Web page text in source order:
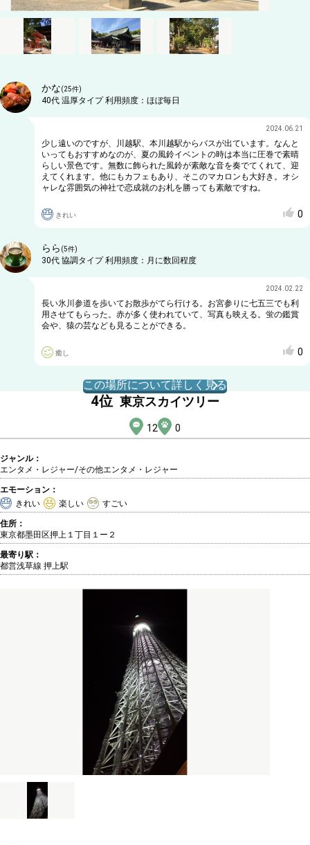
かな(25件)
40代 温厚タイプ利用頻度： ほぼ毎日
2024.06.21
少し遠いのですが、川越駅、本川越駅からバスが出ています。なんと
いってもおすすめなのが、夏の風鈴イベントの時は本当に圧巻で素晴
らしい景色です。無数に飾られた風鈴が素敵な音を奏でてくれて、迎
えてくれます。他にもカフェもあり、そこのマカロンも大好き。オシ
ャレな雰囲気の神社で恋成就のお札を勝っても素敵ですね。
きれい 0
らら (5件)
30代 協調タイプ利用頻度： 月に数回程度
2024.02.22
長い氷川参道を歩いてお散歩がてら行ける。お宮参りに七五三でも利
用させてもらった。赤が多く使われていて、写真も映える。蛍の鑑賞
会や、猿の芸なども見ることができる。
癒し 0
この場所について詳しく見る
4位 東京スカイツリー
12 0
ジャンル：
エンタメ・レジャー/その他エンタメ・レジャー
エモーション：
きれい
楽しい すごい
住所：
東京都墨田区押上１丁目１ー２
最寄り駅：
都営浅草線 押上駅